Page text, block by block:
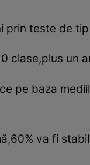
teste de
clase,plus un
pe baza
va fi